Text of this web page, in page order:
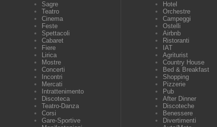
Sagre
Teatro
Cinema
Feste
Spettacoli
Cabaret
Fiere
Lirica
Mostre
Concerti
Incontri
Mercati
Intrattenimento
Discoteca
Teatro-Danza
Corsi
Gare-Sportive
Hotel
Orchestre
Campeggi
Ostelli
Airbnb
Ristoranti
IAT
Agriturist
Country House
Bed & Breakfast
Shopping
Pizzerie
Pub
After Dinner
Discoteche
Benessere
Divertimenti